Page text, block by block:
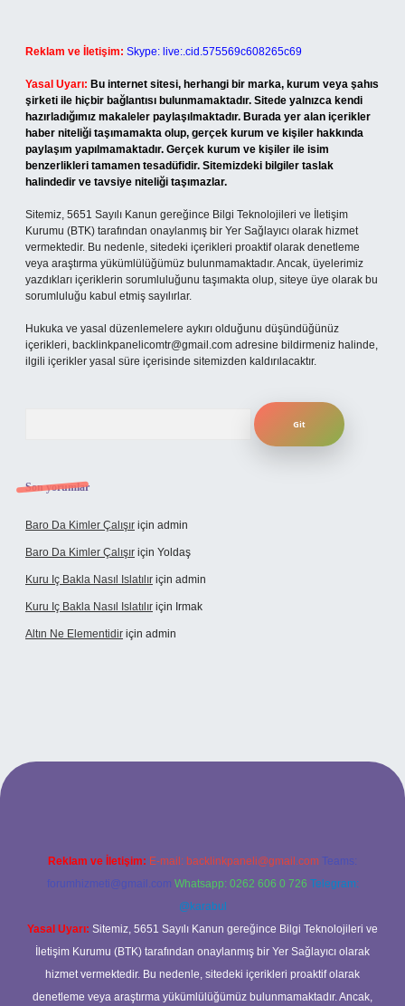
Reklam ve İletişim: Skype: live:.cid.575569c608265c69
Yasal Uyarı: Bu internet sitesi, herhangi bir marka, kurum veya şahıs
şirketi ile hiçbir bağlantısı bulunmamaktadır. Sitede yalnızca kendi
hazırladığımız makaleler paylaşılmaktadır. Burada yer alan içerikler
haber niteliği taşımamakta olup, gerçek kurum ve kişiler hakkında
paylaşım yapılmamaktadır. Gerçek kurum ve kişiler ile isim
benzerlikleri tamamen tesadüfidir. Sitemizdeki bilgiler taslak
halindedir ve tavsiye niteliği taşımazlar.
Sitemiz, 5651 Sayılı Kanun gereğince Bilgi Teknolojileri ve İletişim
Kurumu (BTK) tarafından onaylanmış bir Yer Sağlayıcı olarak hizmet
vermektedir. Bu nedenle, sitedeki içerikleri proaktif olarak denetleme
veya araştırma yükümlülüğümüz bulunmamaktadır. Ancak, üyelerimiz
yazdıkları içeriklerin sorumluluğunu taşımakta olup, siteye üye olarak bu
sorumluluğu kabul etmiş sayılırlar.
Hukuka ve yasal düzenlemelere aykırı olduğunu düşündüğünüz
içerikleri, backlinkpanelicomtr@gmail.com adresine bildirmeniz halinde,
ilgili içerikler yasal süre içerisinde sitemizden kaldırılacaktır.
Son yorumlar
Baro Da Kimler Çalışır için admin
Baro Da Kimler Çalışır için Yoldaş
Kuru Iç Bakla Nasıl Islatılır için admin
Kuru Iç Bakla Nasıl Islatılır için Irmak
Altın Ne Elementidir için admin
Reklam ve İletişim: E-mail: backlinkpaneli@gmail.com Teams:
forumhizmeti@gmail.com Whatsapp: 0262 606 0 726 Telegram:
@karabul
Yasal Uyarı: Sitemiz, 5651 Sayılı Kanun gereğince Bilgi Teknolojileri ve
İletişim Kurumu (BTK) tarafından onaylanmış bir Yer Sağlayıcı olarak
hizmet vermektedir. Bu nedenle, sitedeki içerikleri proaktif olarak
denetleme veya araştırma yükümlülüğümüz bulunmamaktadır. Ancak,